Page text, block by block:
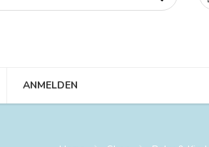
ANMELDEN